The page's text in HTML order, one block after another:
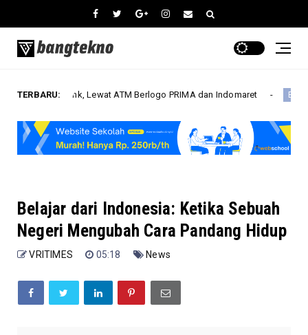
TERBARU:
Lewat ATM Berlogo PRIMA dan Indomaret Bisnis BRI KKB Expo
Belajar dari Indonesia: Ketika Sebuah
Negeri Mengubah Cara Pandang Hidup
VRITIMES 05:18 News